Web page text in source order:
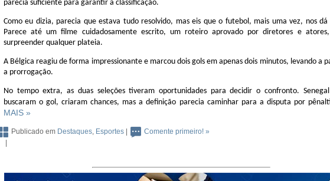
parecia suficiente para garantir a classificação.
Como eu dizia, parecia que estava tudo resolvido, mas eis que o futebol, mais uma vez, nos
Parece até um filme cuidadosamente escrito, um roteiro aprovado por diretores e
surpreender qualquer plateia.
A Bélgica reagiu de forma impressionante e marcou dois gols em apenas dois minutos, levando a
a prorrogação.
No tempo extra, as duas seleções tiveram oportunidades para decidir o confronto.
buscaram o gol, criaram chances, mas a definição parecia caminhar para a disputa por
MAIS »
Publicado em Destaques Esportes |
Comente primeiro! »
|